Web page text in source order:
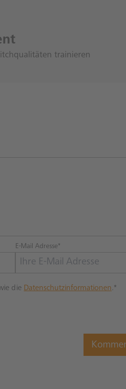
trainieren
E-Mail Adresse*
die Datenschutzinformationen.*